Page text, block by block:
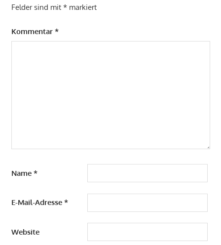
Felder sind mit *markiert
Kommentar *
Name *
E-Mail-Adresse *
Website